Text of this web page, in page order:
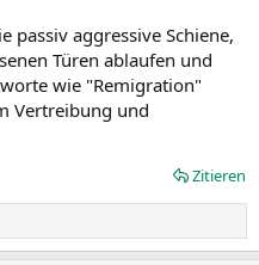
passiv aggressive Schiene,
Türen ablaufen und
wie "Remigration"
Vertreibung und
Zitieren